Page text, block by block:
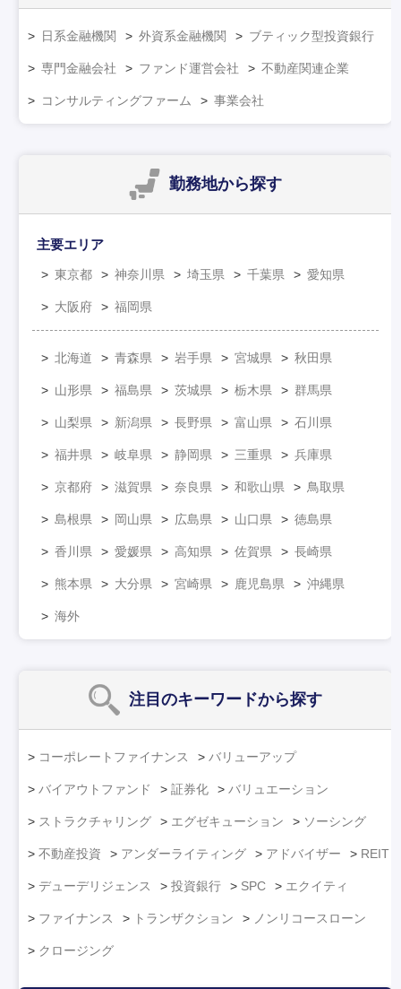
日系金融機関 外資系金融機関 ブティック型投資銀行
専門金融会社 ファンド運営会社 不動産関連企業
コンサルティングファーム 事業会社
勤務地から探す
主要エリア
東京都 神奈川県 埼玉県 千葉県 愛知県
大阪府 福岡県
北海道 青森県 岩手県 宮城県 秋田県
山形県 福島県 茨城県 栃木県 群馬県
山梨県 新潟県 長野県 富山県 石川県
福井県 岐阜県 静岡県 三重県 兵庫県
京都府 滋賀県 奈良県 和歌山県 鳥取県
島根県 岡山県 広島県 山口県 徳島県
香川県 愛媛県 高知県 佐賀県 長崎県
熊本県 大分県 宮崎県 鹿児島県 沖縄県
海外
注目のキーワードから探す
コーポレートファイナンス バリューアップ
バイアウトファンド 証券化 バリュエーション
ストラクチャリング エグゼキューション ソーシング
不動産投資 アンダーライティング アドバイザー REIT
デューデリジェンス 投資銀行 SPC エクイティ
ファイナンス トランザクション ノンリコースローン
クロージング